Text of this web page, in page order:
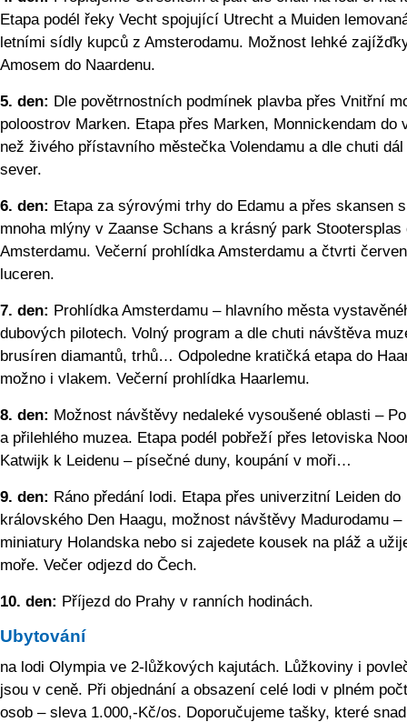
Etapa podél řeky Vecht spojující Utrecht a Muiden
letními sídly kupců z Amsterodamu. Možnost lehké
Amosem do Naardenu.
5. den: Dle povětrnostních podmínek plavba přes Vnitřní
poloostrov Marken. Etapa přes Marken, Monnickendam do
než živého přístavního městečka Volendamu a dle chuti dál
sever.
6. den: Etapa za sýrovými trhy do Edamu a přes skansen s
mnoha mlýny v Zaanse Schans a krásný park Stootersplas
Amsterdamu. Večerní prohlídka Amsterdamu a čtvrti
luceren.
7. den: Prohlídka Amsterdamu – hlavního města
dubových pilotech. Volný program a dle chuti návštěva
brusíren diamantů, trhů… Odpoledne kratičká etapa do
možno i vlakem. Večerní prohlídka Haarlemu.
8. den: Možnost návštěvy nedaleké vysoušené oblasti –
a přilehlého muzea. Etapa podél pobřeží přes letoviska
Katwijk k Leidenu – písečné duny, koupání v moři…
9. den: Ráno předání lodi. Etapa přes univerzitní Leiden do
královského Den Haagu, možnost návštěvy Madurodamu –
miniatury Holandska nebo si zajedete kousek na pláž a
moře. Večer odjezd do Čech.
10. den: Příjezd do Prahy v ranních hodinách.
Ubytování
na lodi Olympia ve 2-lůžkových kajutách. Lůžkoviny i
jsou v ceně. Při objednání a obsazení celé lodi v plném
osob – sleva 1.000,-Kč/os. Doporučujeme tašky, které